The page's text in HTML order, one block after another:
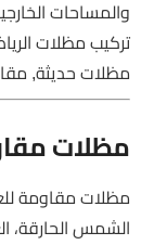
والمساحات
تركيب مظلات
مظلات حديثة,
مظلات
مظلات مقاومة
الشمس الحارقة،